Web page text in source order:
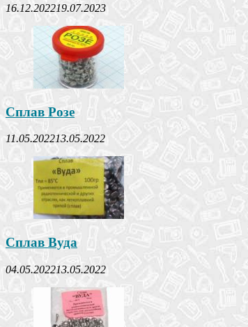
16.12.202219.07.2023
Сплав Розе
11.05.202213.05.2022
Сплав Вуда
04.05.202213.05.2022